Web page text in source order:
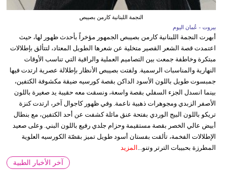
النجمة اللبنانية كارمن بصيبص
بيروت - عُمان اليوم
أبهرت النجمة اللبنانية كارمن بصيبص الجمهور مؤخراً بأحدث ظهور لها، حيث
اعتمدت قصة الشعر القصير متخلية عن شعرها الطويل المعتاد، لتتألق بإطلالات
مبتكرة وخاطفة جمعت بين التصاميم العملية والراقية التي تناسب الأوقات
النهارية والمناسبات الرسمية. ولفتت بصيبص الأنظار بإطلالة عصرية ارتدت فيها
جمبسوت طويل باللون الأسود الداكن بقصة كورسيه ضيقة مكشوفة الكتفين،
بينما انسدل الجزء السفلي بقصة واسعة، ونسقت معه حقيبة يد صغيرة باللون
الأصفر الزبدي ومجوهرات ذهبية ناعمة. وفي ظهور كاجوال آخر، ارتدت كنزة
تريكو باللون البيج الوردي بفتحة عنق مائلة كشفت عن أحد الكتفين، مع بنطال
أبيض عالي الخصر بقصة مستقيمة وحزام جلدي رفيع باللون البني. وعلى صعيد
الإطلالات الفخمة، تألقت بفستان أسود طويل تميز بقصّة الكورسيه العلوية
المطرزة بحبيبات الترتر وتنو... المزيد
آخر الأخبار الطبية